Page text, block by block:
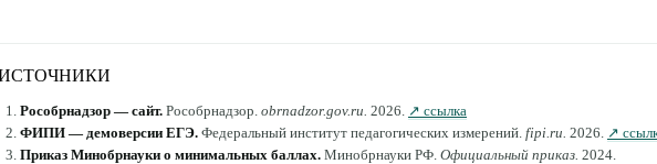
Рособрнадзор — сайт. Рособрнадзор obrnadzor.gov.ru 2026 ↗ ссылка
ФИПИ — демоверсии ЕГЭ. Федеральный институт педагогических измерений fipi.ru 2026 ↗
Приказ Минобрнауки о минимальных баллах. Минобрнауки РФ Официальный приказ 2024